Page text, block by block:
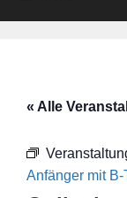
« Alle
Anfänger mit